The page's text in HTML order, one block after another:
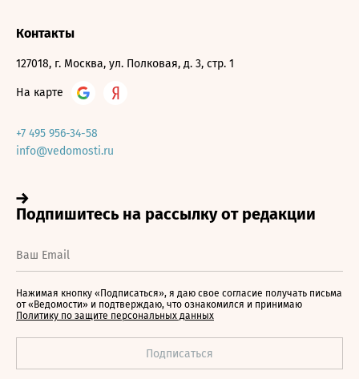
Контакты
127018, г. Москва, ул. Полковая, д. 3, стр. 1
На карте
+7 495 956-34-58
info@vedomosti.ru
Нажимая кнопку «Подписаться», я даю свое согласие получать письма
от «Ведомости» и подтверждаю, что ознакомился и принимаю
Политику по защите персональных данных